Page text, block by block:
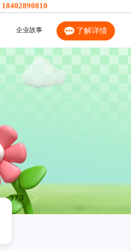
18402890810
企业故事 了解详情
3/3